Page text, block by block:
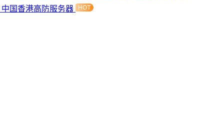
中国香港高防服务器